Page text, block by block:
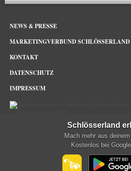
NEWS & PRESSE
MARKETINGVERBUND SCHLÖSSERLAND
KONTAKT
DATENSCHUTZ
IMPRESSUM
Schlösserland Sachsen im Netz
Schlösserland
Mach mehr aus
Kostenlos bei
mehr